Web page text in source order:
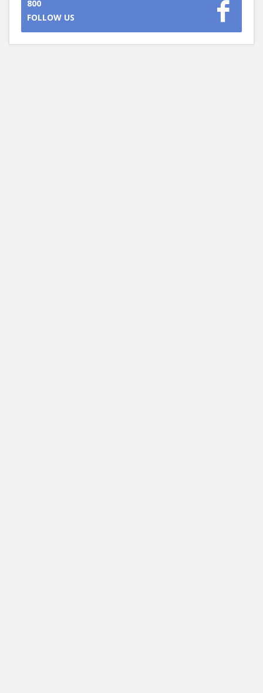
800
FOLLOW US